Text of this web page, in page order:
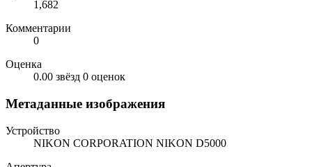
1,682
Комментарии
0
Оценка
0.00 звёзд 0 оценок
Метаданные изображения
Устройство
NIKON CORPORATION NIKON D5000